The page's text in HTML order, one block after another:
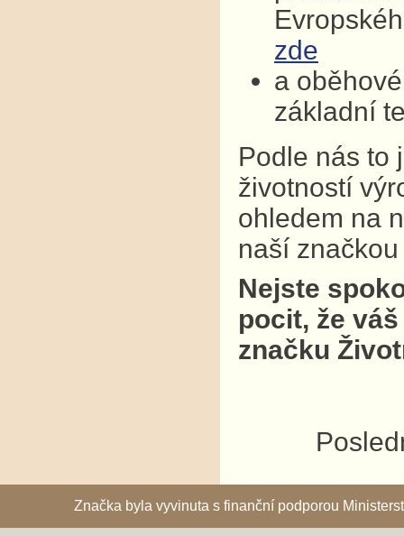
zde
a
základní
Podle nás to
životností
ohledem na
naší
Nejste
pocit, že
značku
Značka byla vyvinuta s finanční podporou